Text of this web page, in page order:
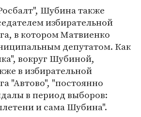
Шубина также
избирательной
в котором Матвиенко
депутатом. Как
вокруг Шубиной,
в избирательной
"Автово", "постоянно
в период выборов:
и сама Шубина".